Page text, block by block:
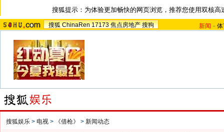
搜狐提示：为体验更加畅快的网页浏览，推荐您使用双核高
搜狐 ChinaRen 17173 焦点房地产 搜狗 新闻 -
搜狐娱乐 > 电视 > 《借枪》 > 新闻动态